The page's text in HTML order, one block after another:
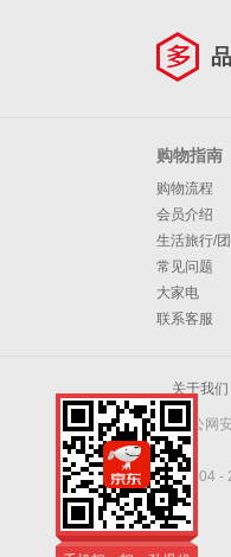
购物指南
购物流程
会员介绍
生活旅行/
常见问题
大家电
联系客服
关于我们
京公网
Copyright © 2004 -